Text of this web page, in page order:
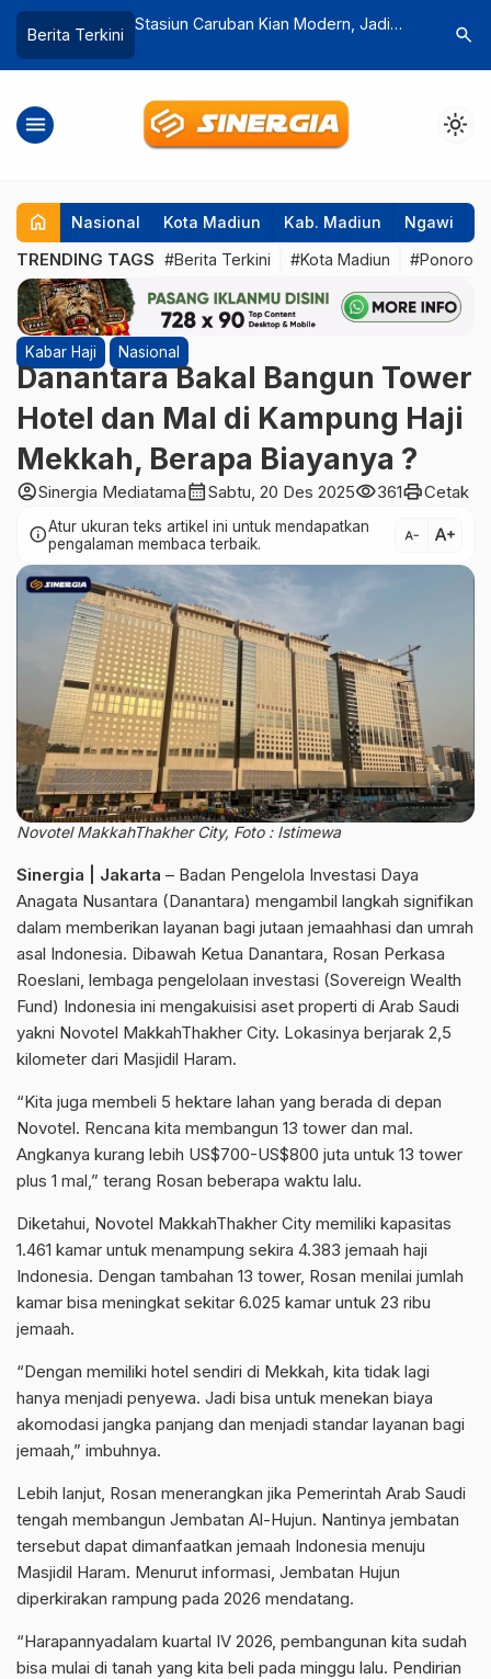
Berita Terkini
Stasiun Caruban Kian Modern, Jadi
Masa
search
menu light_mode
home Nasional Kota Madiun Kab. Madiun Ngawi
TRENDING TAGS #Berita Terkini #Kota Madiun
Kabar Haji Nasional
Danantara Bakal Bangun Tower
Hotel dan Mal di Kampung Haji
Mekkah, Berapa Biayanya ?
account_circleSinergia Mediatamacalendar_monthSabtu, 20 Des 2025visibility361printCetak
infoAtur ukuran teks artikel ini untuk mendapatkan
pengalaman membaca terbaik.
text_decrease text_increase
Novotel MakkahThakher City, Foto : Istimewa
Sinergia | Jakarta – Badan Pengelola Investasi Daya
Anagata Nusantara (Danantara) mengambil langkah signifikan
dalam memberikan layanan bagi jutaan jemaahhasi dan umrah
asal Indonesia. Dibawah Ketua Danantara, Rosan Perkasa
Roeslani, lembaga pengelolaan investasi (Sovereign Wealth
Fund) Indonesia ini mengakuisisi aset properti di Arab Saudi
yakni Novotel MakkahThakher City. Lokasinya berjarak 2,5
kilometer dari Masjidil Haram.
“Kita juga membeli 5 hektare lahan yang berada di depan
Novotel. Rencana kita membangun 13 tower dan mal.
Angkanya kurang lebih US$700-US$800 juta untuk 13 tower
plus 1 mal,” terang Rosan beberapa waktu lalu.
Diketahui, Novotel MakkahThakher City memiliki kapasitas
1.461 kamar untuk menampung sekira 4.383 jemaah haji
Indonesia. Dengan tambahan 13 tower, Rosan menilai jumlah
kamar bisa meningkat sekitar 6.025 kamar untuk 23 ribu
jemaah.
“Dengan memiliki hotel sendiri di Mekkah, kita tidak lagi
hanya menjadi penyewa. Jadi bisa untuk menekan biaya
akomodasi jangka panjang dan menjadi standar layanan bagi
jemaah,” imbuhnya.
Lebih lanjut, Rosan menerangkan jika Pemerintah Arab Saudi
tengah membangun Jembatan Al-Hujun. Nantinya jembatan
tersebut dapat dimanfaatkan jemaah Indonesia menuju
Masjidil Haram. Menurut informasi, Jembatan Hujun
diperkirakan rampung pada 2026 mendatang.
“Harapannyadalam kuartal IV 2026, pembangunan kita sudah
bisa mulai di tanah yang kita beli pada minggu lalu. Pendirian